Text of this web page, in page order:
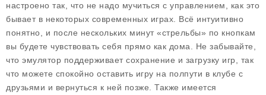
настроено так, что не надо мучиться с управлением, как это
бывает в некоторых современных играх. Всё интуитивно
понятно, и после нескольких минут «стрельбы» по кнопкам
вы будете чувствовать себя прямо как дома. Не забывайте,
что эмулятор поддерживает сохранение и загрузку игр, так
что можете спокойно оставить игру на полпути в клубе с
друзьями и вернуться к ней позже. Также имеется